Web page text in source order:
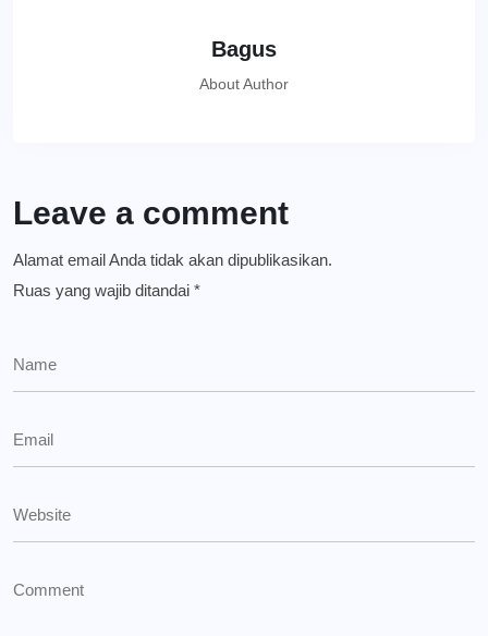
Bagus
About Author
Leave a comment
Alamat email Anda tidak akan dipublikasikan.
Ruas yang wajib ditandai *